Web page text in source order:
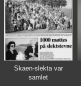
Skaen-slekta var
samlet